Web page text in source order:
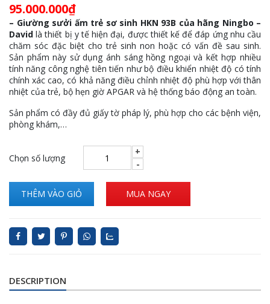
95.000.000₫
– Giường sưởi ấm trẻ sơ sinh HKN 93B của hãng Ningbo –
David là thiết bị y tế hiện đại, được thiết kế để đáp ứng nhu cầu
chăm sóc đặc biệt cho trẻ sinh non hoặc có vấn đề sau sinh.
Sản phẩm này sử dụng ánh sáng hồng ngoại và kết hợp nhiều
tính năng công nghệ tiên tiến như bộ điều khiển nhiệt độ có tính
chính xác cao, có khả năng điều chỉnh nhiệt độ phù hợp với thân
nhiệt của trẻ, bộ hẹn giờ APGAR và hệ thống báo động an toàn.
Sản phẩm có đầy đủ giấy tờ pháp lý, phù hợp cho các bệnh viện,
phòng khám,…
Chọn số lượng
THÊM VÀO GIỎ MUA NGAY
DESCRIPTION